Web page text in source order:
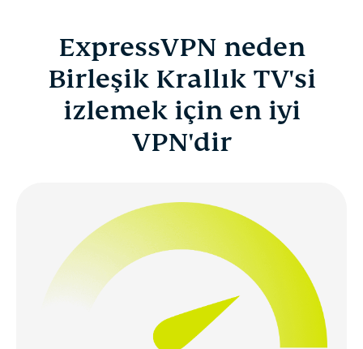
ExpressVPN neden
Birleşik Krallık TV'si
izlemek için en iyi
VPN'dir